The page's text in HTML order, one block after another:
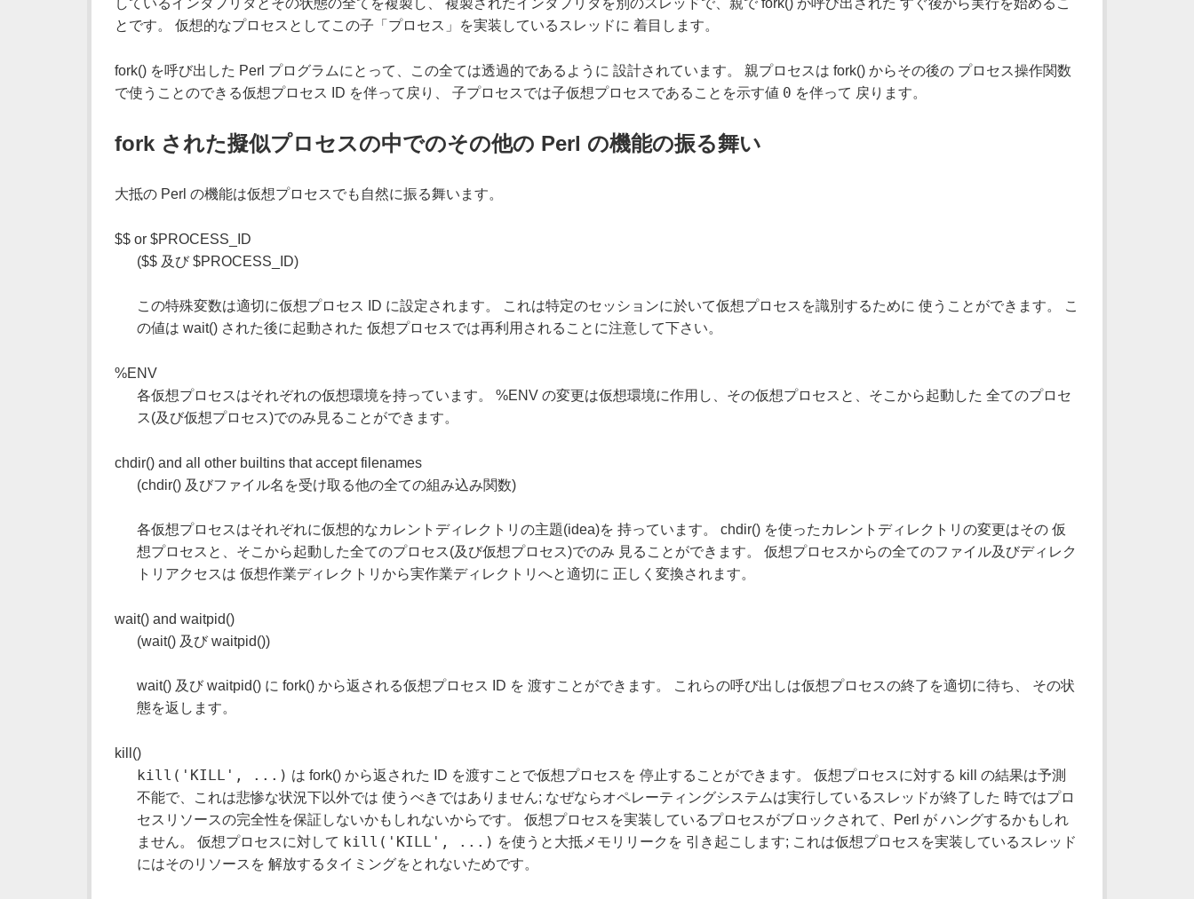
しているインタプリタとその状態の全てを複製し、 複製されたインタプリタを別のスレッドで、親で fork() が呼び出された すぐ後から実行を始めるこ
とです。 仮想的なプロセスとしてこの子「プロセス」を実装しているスレッドに 着目します。
fork() を呼び出した Perl プログラムにとって、この全ては透過的であるように 設計されています。 親プロセスは fork() からその後の プロセス操作関数
で使うことのできる仮想プロセス ID を伴って戻り、 子プロセスでは子仮想プロセスであることを示す値 0 を伴って 戻ります。
fork された擬似プロセスの中でのその他の Perl の機能の振る舞い
大抵の Perl の機能は仮想プロセスでも自然に振る舞います。
$$ or $PROCESS_ID
($$ 及び $PROCESS_ID)
この特殊変数は適切に仮想プロセス ID に設定されます。 これは特定のセッションに於いて仮想プロセスを識別するために 使うことができます。 こ
の値は wait() された後に起動された 仮想プロセスでは再利用されることに注意して下さい。
%ENV
各仮想プロセスはそれぞれの仮想環境を持っています。 %ENV の変更は仮想環境に作用し、その仮想プロセスと、そこから起動した 全てのプロセ
ス(及び仮想プロセス)でのみ見ることができます。
chdir() and all other builtins that accept filenames
(chdir() 及びファイル名を受け取る他の全ての組み込み関数)
各仮想プロセスはそれぞれに仮想的なカレントディレクトリの主題(idea)を 持っています。 chdir() を使ったカレントディレクトリの変更はその 仮
想プロセスと、そこから起動した全てのプロセス(及び仮想プロセス)でのみ 見ることができます。 仮想プロセスからの全てのファイル及びディレク
トリアクセスは 仮想作業ディレクトリから実作業ディレクトリへと適切に 正しく変換されます。
wait() and waitpid()
(wait() 及び waitpid())
wait() 及び waitpid() に fork() から返される仮想プロセス ID を 渡すことができます。 これらの呼び出しは仮想プロセスの終了を適切に待ち、 その状
態を返します。
kill()
kill('KILL', ...) は fork() から返された ID を渡すことで仮想プロセスを 停止することができます。 仮想プロセスに対する kill の結果は予測
不能で、これは悲惨な状況下以外では 使うべきではありません; なぜならオペレーティングシステムは実行しているスレッドが終了した 時ではプロ
セスリソースの完全性を保証しないかもしれないからです。 仮想プロセスを実装しているプロセスがブロックされて、Perl が ハングするかもしれ
ません。 仮想プロセスに対して kill('KILL', ...) を使うと大抵メモリリークを 引き起こします; これは仮想プロセスを実装しているスレッド
にはそのリソースを 解放するタイミングをとれないためです。